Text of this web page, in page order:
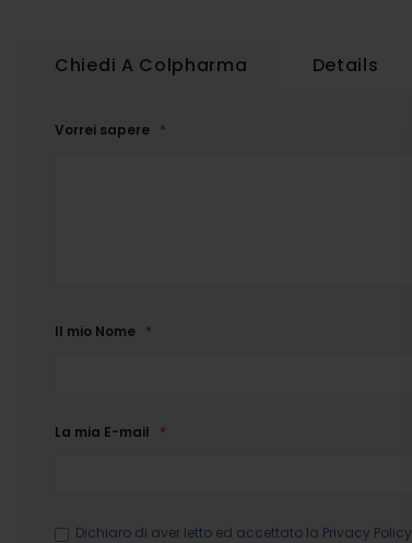
Chiedi A Colpharma
Vorrei sapere
Il mio Nome
La mia E-mail
Dichiaro di aver letto ed accettato la Privacy Policy
Details